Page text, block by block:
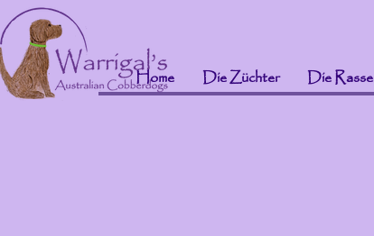
Home Die Züchter Die